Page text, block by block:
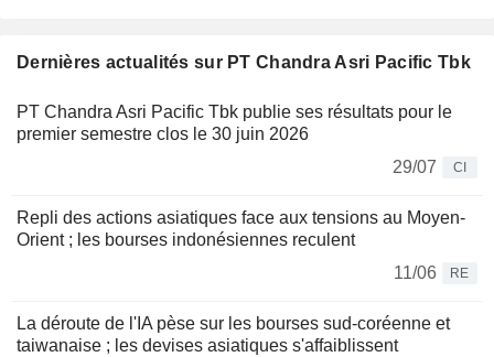
Dernières actualités sur PT Chandra Asri Pacific Tbk
PT Chandra Asri Pacific Tbk publie ses résultats pour le
premier semestre clos le 30 juin 2026
29/07
CI
Repli des actions asiatiques face aux tensions au Moyen-
Orient ; les bourses indonésiennes reculent
11/06
RE
La déroute de l'IA pèse sur les bourses sud-coréenne et
taiwanaise ; les devises asiatiques s'affaiblissent